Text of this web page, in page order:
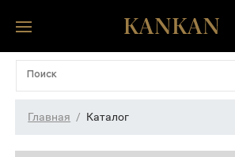
Главная Каталог